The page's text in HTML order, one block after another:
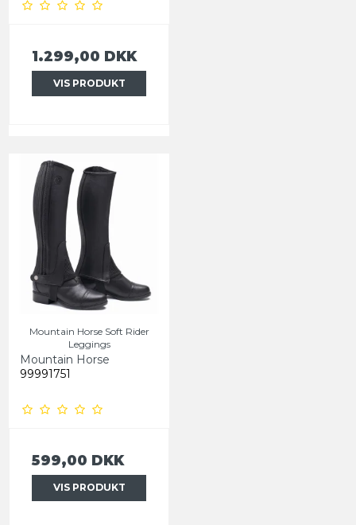
1.299,00 DKK
VIS PRODUKT
Mountain Horse Soft Rider
Leggings
Mountain Horse
99991751
599,00 DKK
VIS PRODUKT